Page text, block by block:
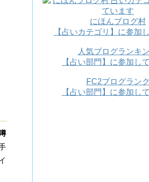
にほんブログ村
【占いカテゴリ】に参加
人気ブログランキ
【占い部門】に参加し
FC2ブログランク
【占い部門】に参加し